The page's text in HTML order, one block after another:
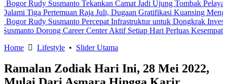
Susmanto Tekankan Camat Jadi Ujung Tombak Pelayanan
Pertemuan Raja Juli, Dugaan Gratifikasi Kuansing Menguat
Susmanto Percepat Infrastruktur untuk Dongkrak Investasi
Career Center Aktif Setiap Hari Perluas Kesempatan Kerja
Home
Lifestyle • Slider Utama
Ramalan Zodiak Hari Ini, 28 Mei 2022,